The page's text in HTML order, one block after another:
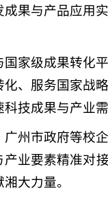
果与产品应用
家级成果转化
、服务国家战
技成果与产业
州市政府等校
业要素精准对
大力量。